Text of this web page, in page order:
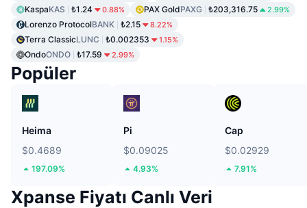
KaspaKAS ₺1.24 0.88% PAX GoldPAXG ₺203,316.75 2.99%
Lorenzo ProtocolBANK ₺2.15 8.22%
Terra ClassicLUNC ₺0.002353 1.15%
OndoONDO ₺17.59 2.99%
Popüler
Heima
$0.4689
197.09%
Pi
$0.09025
4.93%
Cap
$0.02929
7.91%
Xpanse Fiyatı Canlı Veri